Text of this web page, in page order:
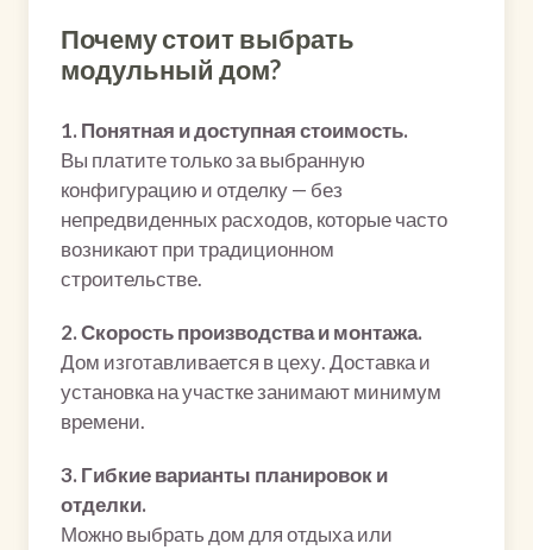
Почему стоит выбрать
модульный дом?
1. Понятная и доступная стоимость.
Вы платите только за выбранную
конфигурацию и отделку — без
непредвиденных расходов, которые часто
возникают при традиционном
строительстве.
2. Скорость производства и монтажа.
Дом изготавливается в цеху. Доставка и
установка на участке занимают минимум
времени.
3. Гибкие варианты планировок и
отделки.
Можно выбрать дом для отдыха или